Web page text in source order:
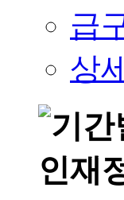
급
상